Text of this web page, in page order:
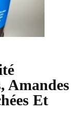
Amandes
Et